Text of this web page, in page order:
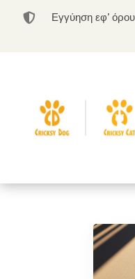
 Εγγύηση εφ’